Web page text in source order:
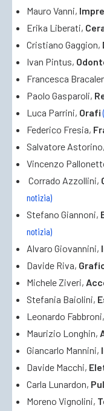
Mauro Vanni,
Erika Liberati,
Cristiano Gaggion,
Ivan Pintus,
Francesca
Paolo Gasparoli,
Luca Parrini, Orafi
Federico Fresia,
Salvatore Astorino,
Vincenzo
Corrado Azzollini,
notizia)
Stefano Giannoni,
notizia)
Alvaro Giovannini,
Davide Riva,
Michele Ziveri,
Stefania Baiolini,
Leonardo Fabbroni,
Maurizio Longhin,
Giancarlo Mannini,
Davide Macchi,
Carla Lunardon,
Moreno Vignolini,